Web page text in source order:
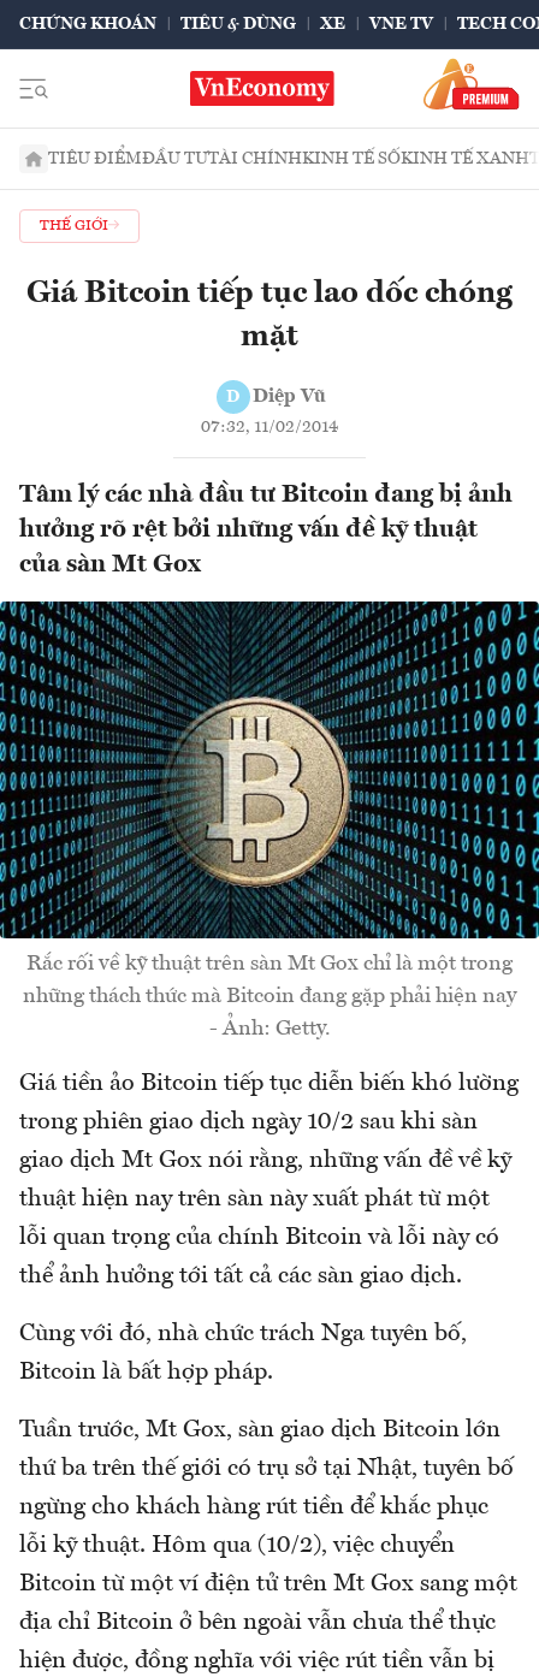
CHỨNG KHOÁN TIÊU & DÙNG XE VNE TV TECH
TIÊU ĐIỂMĐẦU TƯTÀI CHÍNHKINH TẾ SỐKINH TẾ XANH
THẾ GIỚI
Giá Bitcoin tiếp tục lao dốc chóng
mặt
D Diệp Vũ
07:32, 11/02/2014
Tâm lý các nhà đầu tư Bitcoin đang bị ảnh
hưởng rõ rệt bởi những vấn đề kỹ thuật
của sàn Mt Gox
Rắc rối về kỹ thuật trên sàn Mt Gox chỉ là một trong
những thách thức mà Bitcoin đang gặp phải hiện nay
- Ảnh: Getty.
Giá tiền ảo Bitcoin tiếp tục diễn biến khó lường
trong phiên giao dịch ngày 10/2 sau khi sàn
giao dịch Mt Gox nói rằng, những vấn đề về kỹ
thuật hiện nay trên sàn này xuất phát từ một
lỗi quan trọng của chính Bitcoin và lỗi này có
thể ảnh hưởng tới tất cả các sàn giao dịch.
Cùng với đó, nhà chức trách Nga tuyên bố,
Bitcoin là bất hợp pháp.
Tuần trước, Mt Gox, sàn giao dịch Bitcoin lớn
thứ ba trên thế giới có trụ sở tại Nhật, tuyên bố
ngừng cho khách hàng rút tiền để khắc phục
lỗi kỹ thuật. Hôm qua (10/2), việc chuyển
Bitcoin từ một ví điện tử trên Mt Gox sang một
địa chỉ Bitcoin ở bên ngoài vẫn chưa thể thực
hiện được, đồng nghĩa với việc rút tiền vẫn bị